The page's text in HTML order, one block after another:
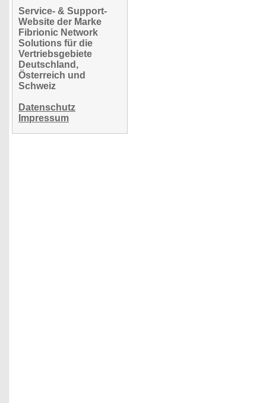
Service- & Support-
Website der Marke
Fibrionic Network
Solutions für die
Vertriebsgebiete
Deutschland,
Österreich und
Schweiz
Datenschutz
Impressum